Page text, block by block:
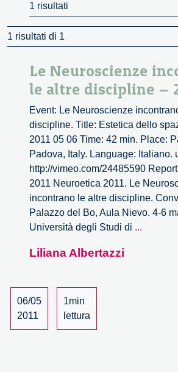
1 risultati
1 risultati di 1
Le Neuroscienze
le altre discipline –
Event: Le Neuroscienze
discipline. Title: Estetica dello
2011 05 06 Time: 42 min. Place:
Padova, Italy. Language: Italiano.
http://vimeo.com/24485590
2011 Neuroetica 2011. Le
incontrano le altre discipline.
Palazzo del Bo, Aula Nievo. 4-6
Università degli Studi di ...
Liliana Albertazzi
06/05
2011
1min
lettura